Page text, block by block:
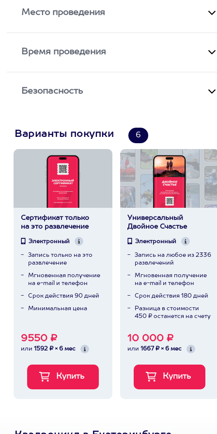
Место проведения
Время проведения
Безопасность
Варианты покупки 6
Сертификат только
на это развлечение
Электронный
Запись только на это
развлечение
Мгновенная получение
на e-mail и телефон
Срок действия 90 дней
Минимальная цена
9550 ₽
или 1592 ₽ × 6 мес
Универсальный
Двойное Счастье
Электронный
Запись на любое из 2336
развлечений
Мгновенная получение
на e-mail и телефон
Срок действия 180 дней
Разница в стоимости
450 ₽ останется на счету
10 000 ₽
или 1667 ₽ × 6 мес